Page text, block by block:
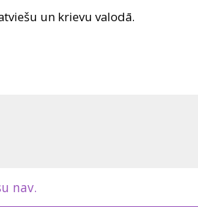
un krievu valodā.
nav.